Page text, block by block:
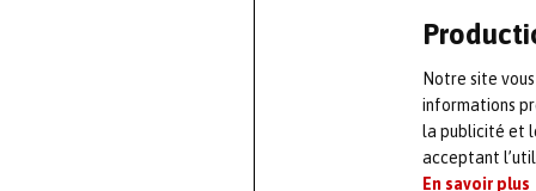
Notre site
informations
la publicité et
acceptant
En savoir plus
SOPAS ET
intégré. La
fabricant : les
solution